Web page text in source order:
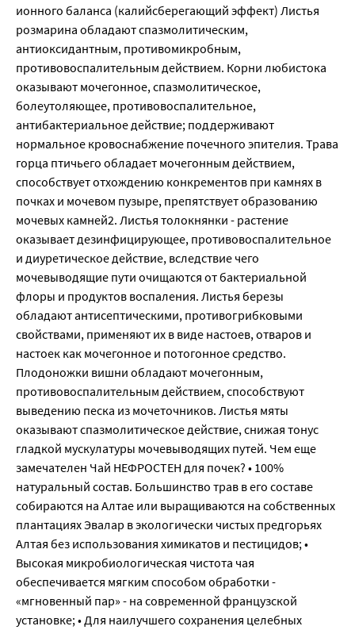
ионного баланса (калийсберегающий эффект) Листья
розмарина обладают спазмолитическим,
антиоксидантным, противомикробным,
противовоспалительным действием. Корни любистока
оказывают мочегонное, спазмолитическое,
болеутоляющее, противовоспалительное,
антибактериальное действие; поддерживают
нормальное кровоснабжение почечного эпителия. Трава
горца птичьего обладает мочегонным действием,
способствует отхождению конкрементов при камнях в
почках и мочевом пузыре, препятствует образованию
мочевых камней2. Листья толокнянки - растение
оказывает дезинфицирующее, противовоспалительное
и диуретическое действие, вследствие чего
мочевыводящие пути очищаются от бактериальной
флоры и продуктов воспаления. Листья березы
обладают антисептическими, противогрибковыми
свойствами, применяют их в виде настоев, отваров и
настоек как мочегонное и потогонное средство.
Плодоножки вишни обладают мочегонным,
противовоспалительным действием, способствуют
выведению песка из мочеточников. Листья мяты
оказывают спазмолитическое действие, снижая тонус
гладкой мускулатуры мочевыводящих путей. Чем еще
замечателен Чай НЕФРОСТЕН для почек? • 100%
натуральный состав. Большинство трав в его составе
собираются на Алтае или выращиваются на собственных
плантациях Эвалар в экологически чистых предгорьях
Алтая без использования химикатов и пестицидов; •
Высокая микробиологическая чистота чая
обеспечивается мягким способом обработки -
«мгновенный пар» - на современной французской
установке; • Для наилучшего сохранения целебных